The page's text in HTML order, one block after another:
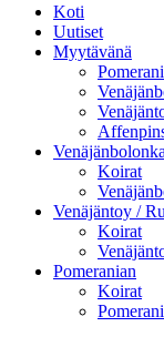
Koti
Uutiset
Myytävänä
Venäjänbolonka
Koirat
Venäjäntoy /
Koirat
Pomeranian
Koirat